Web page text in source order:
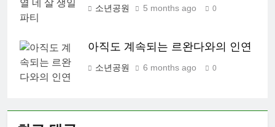
소년공원 5 months ago 0
아직도 계속되는 르완다와의 인연
소년공원 6 months ago 0